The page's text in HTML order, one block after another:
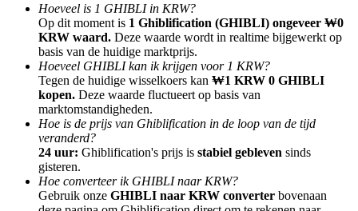
Doorverwijzing
Nodig een vriend uit om contante beloningen te ontvangen
BTC Welcome Rewards
Hoeveel is 1 GHIBLI in KRW?
Op dit moment is 1 Ghiblification (GHIBLI) ongeveer ₩0
KRW waard. Deze waarde wordt in realtime bijgewerkt op
basis van de huidige marktprijs.
Hoeveel GHIBLI kan ik krijgen voor 1 KRW?
Tegen de huidige wisselkoers kan ₩1 KRW 0 GHIBLI
kopen. Deze waarde fluctueert op basis van
marktomstandigheden.
Hoe is de prijs van Ghiblification in de loop van de tijd
veranderd?
24 uur: Ghiblification's prijs is stabiel gebleven sinds
gisteren.
Hoe converteer ik GHIBLI naar KRW?
Gebruik onze GHIBLI naar KRW converter bovenaan